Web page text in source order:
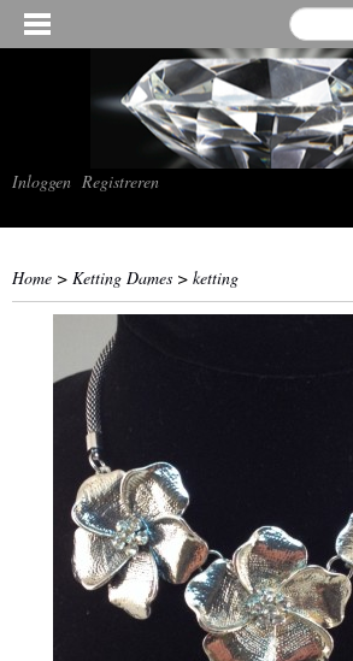
Inloggen Registreren
Home > Ketting Dames > ketting